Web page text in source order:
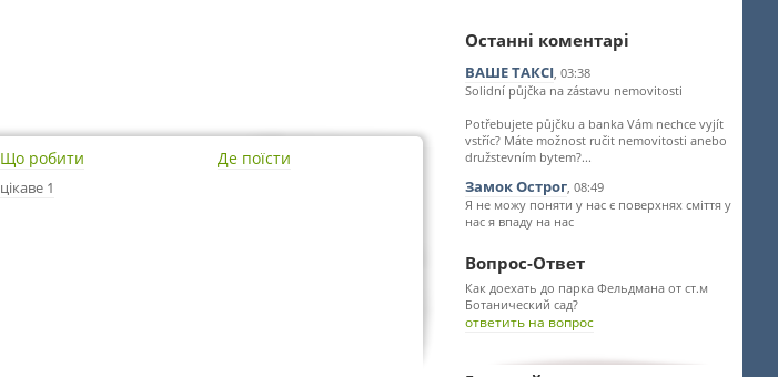
Що робити
цікаве 1
Де поїсти
Останні коментарі
ВАШЕ ТАКСІ, 03:38
Solidní půjčka na zástavu nemovitosti
Potřebujete půjčku a banka Vám nechce vyjít
vstříc? Máte možnost ručit nemovitosti anebo
družstevním bytem?...
Замок Острог, 08:49
Я не можу поняти у нас є поверхнях сміття у
нас я впаду на нас
Вопрос-Ответ
Как доехать до парка Фельдмана от ст.м
Ботанический сад?
ответить на вопрос